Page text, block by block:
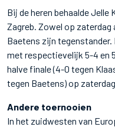
Bij de heren behaalde Jelle
Zagreb. Zowel op zaterdag
Baetens zijn
met respectievelijk 5-4 en
halve finale (4-0 tegen
tegen Baetens) op
Andere toernooien
In het zuidwesten van